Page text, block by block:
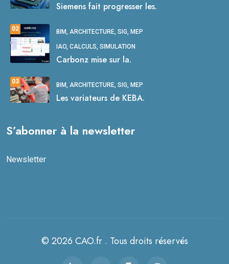
Siemens fait progresser les.
02 BIM, ARCHITECTURE, SIG, MEP
IAO, CALCULS, SIMULATION
Carbonz mise sur la.
03 BIM, ARCHITECTURE, SIG, MEP
Les variateurs de KEBA.
S’abonner à la newsletter
Newsletter
© 2026 CAO.fr . Tous droits réservés